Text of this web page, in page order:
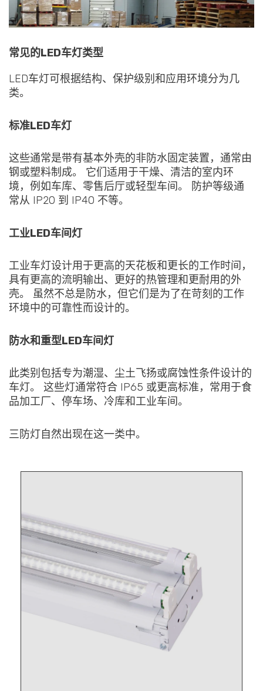
常见的LED车灯类型
LED车灯可根据结构、保护级别和应用环境分为几
类。
标准LED车灯
这些通常是带有基本外壳的非防水固定装置，通常由
钢或塑料制成。 它们适用于干燥、清洁的室内环
境，例如车库、零售后厅或轻型车间。 防护等级通
常从 IP20 到 IP40 不等。
工业LED车间灯
工业车灯设计用于更高的天花板和更长的工作时间，
具有更高的流明输出、更好的热管理和更耐用的外
壳。 虽然不总是防水，但它们是为了在苛刻的工作
环境中的可靠性而设计的。
防水和重型LED车间灯
此类别包括专为潮湿、尘土飞扬或腐蚀性条件设计的
车灯。 这些灯通常符合 IP65 或更高标准，常用于食
品加工厂、停车场、冷库和工业车间。
三防灯自然出现在这一类中。